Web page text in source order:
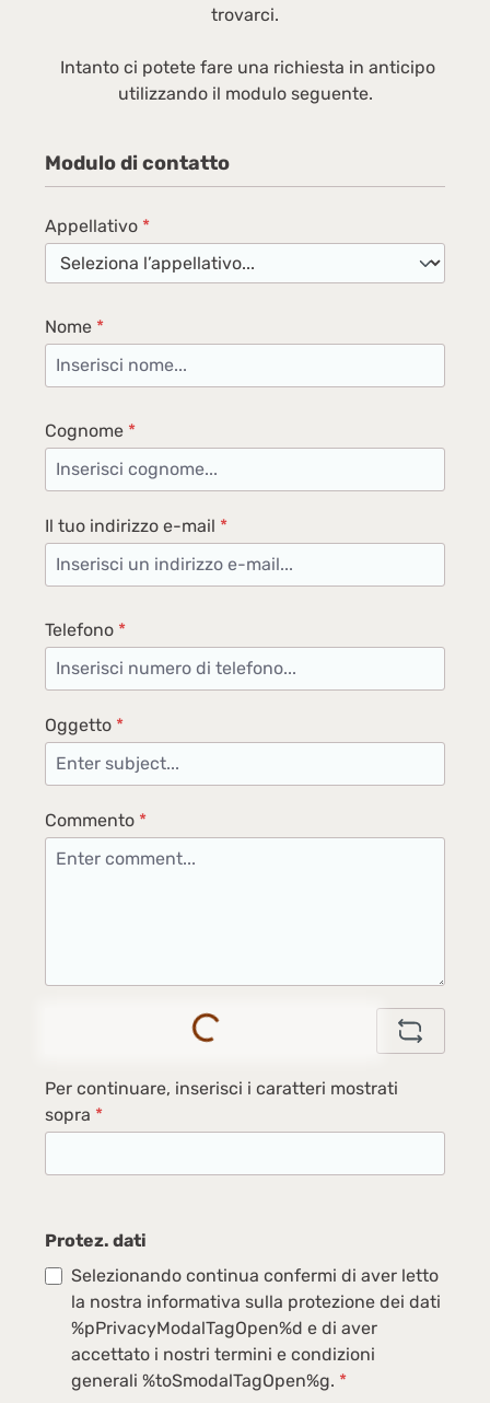
trovarci.
Intanto ci potete fare una richiesta in anticipo
utilizzando il modulo seguente.
Modulo di contatto
Appellativo *
Nome *
Cognome *
Il tuo indirizzo e-mail *
Telefono *
Oggetto *
Commento *
Loading...
Per continuare, inserisci i caratteri mostrati
sopra *
Protez. dati
Selezionando continua confermi di aver letto
la nostra informativa sulla protezione dei dati
%pPrivacyModalTagOpen%d e di aver
accettato i nostri termini e condizioni
generali %toSmodalTagOpen%g. *